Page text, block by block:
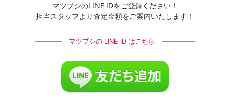
マツブシのLINE IDをご登録ください！
担当スタッフより査定金額をご案内いたします！
━━━━ マツブシの LINE ID はこちら ━━━━━